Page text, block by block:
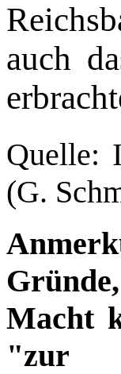
auch
Quelle:
(G.
Macht
"zur